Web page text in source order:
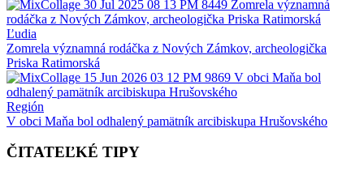
Ľudia
Zomrela významná rodáčka z Nových Zámkov, archeologička
Priska Ratimorská
Región
V obci Maňa bol odhalený pamätník arcibiskupa Hrušovského
ČITATEĽKÉ TIPY